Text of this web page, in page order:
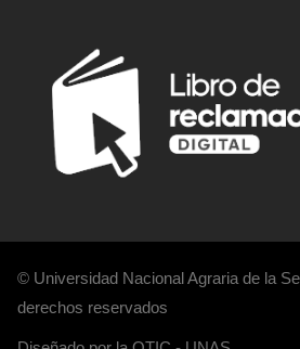
© Universidad Nacional Agraria de la
derechos reservados